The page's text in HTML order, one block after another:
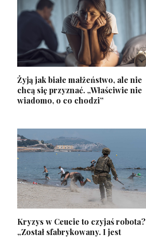
Żyją jak białe małżeństwo, ale nie
chcą się przyznać. „Właściwie nie
wiadomo, o co chodzi”
Kryzys w Ceucie to czyjaś robota?
„Został sfabrykowany. I jest